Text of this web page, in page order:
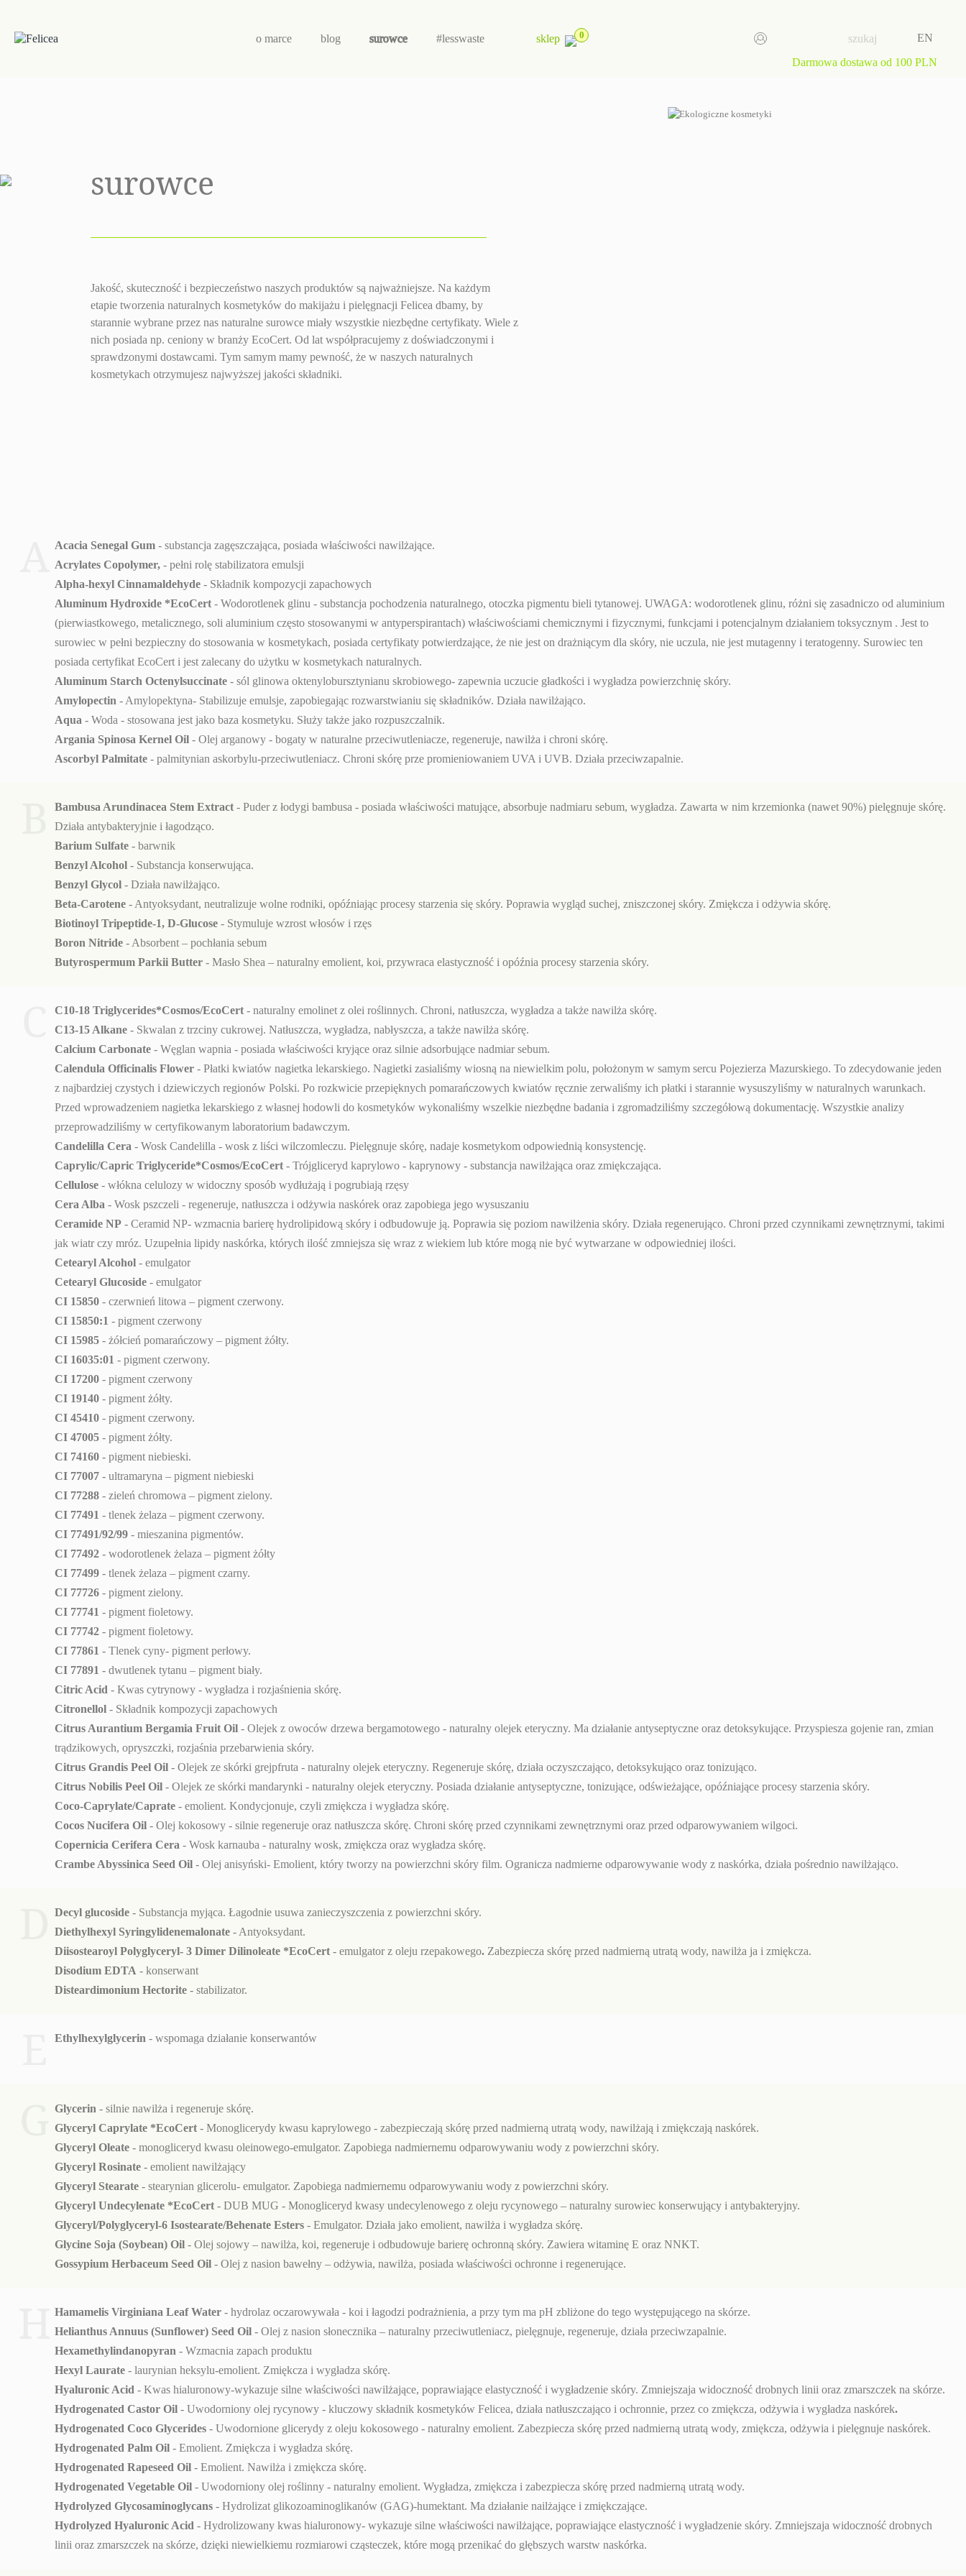
treści
o marce blog surowce #lesswaste sklep 0
EN
Darmowa dostawa od 100 PLN
surowce
Jakość, skuteczność i bezpieczeństwo naszych produktów są najważniejsze. Na każdym
etapie tworzenia naturalnych kosmetyków do makijażu i pielęgnacji Felicea dbamy, by
starannie wybrane przez nas naturalne surowce miały wszystkie niezbędne certyfikaty. Wiele z
nich posiada np. ceniony w branży EcoCert. Od lat współpracujemy z doświadczonymi i
sprawdzonymi dostawcami. Tym samym mamy pewność, że w naszych naturalnych
kosmetykach otrzymujesz najwyższej jakości składniki.
Acacia Senegal Gum - substancja zagęszczająca, posiada właściwości nawilżające.
Acrylates Copolymer, - pełni rolę stabilizatora emulsji
Alpha-hexyl Cinnamaldehyde - Składnik kompozycji zapachowych
Aluminum Hydroxide *EcoCert - Wodorotlenek glinu - substancja pochodzenia naturalnego, otoczka pigmentu bieli tytanowej. UWAGA: wodorotlenek glinu, różni się zasadniczo od aluminium
(pierwiastkowego, metalicznego, soli aluminium często stosowanymi w antyperspirantach) właściwościami chemicznymi i fizycznymi, funkcjami i potencjalnym działaniem toksycznym . Jest to
surowiec w pełni bezpieczny do stosowania w kosmetykach, posiada certyfikaty potwierdzające, że nie jest on drażniącym dla skóry, nie uczula, nie jest mutagenny i teratogenny. Surowiec ten
posiada certyfikat EcoCert i jest zalecany do użytku w kosmetykach naturalnych.
Aluminum Starch Octenylsuccinate - sól glinowa oktenylobursztynianu skrobiowego- zapewnia uczucie gładkości i wygładza powierzchnię skóry.
Amylopectin - Amylopektyna- Stabilizuje emulsje, zapobiegając rozwarstwianiu się składników. Działa nawilżająco.
Aqua - Woda - stosowana jest jako baza kosmetyku. Służy także jako rozpuszczalnik.
Argania Spinosa Kernel Oil - Olej arganowy - bogaty w naturalne przeciwutleniacze, regeneruje, nawilża i chroni skórę.
Ascorbyl Palmitate - palmitynian askorbylu-przeciwutleniacz. Chroni skórę prze promieniowaniem UVA i UVB. Działa przeciwzapalnie.
Bambusa Arundinacea Stem Extract - Puder z łodygi bambusa - posiada właściwości matujące, absorbuje nadmiaru sebum, wygładza. Zawarta w nim krzemionka (nawet 90%) pielęgnuje skórę.
Działa antybakteryjnie i łagodząco.
Barium Sulfate - barwnik
Benzyl Alcohol - Substancja konserwująca.
Benzyl Glycol - Działa nawilżająco.
Beta-Carotene - Antyoksydant, neutralizuje wolne rodniki, opóźniając procesy starzenia się skóry. Poprawia wygląd suchej, zniszczonej skóry. Zmiękcza i odżywia skórę.
Biotinoyl Tripeptide-1, D-Glucose - Stymuluje wzrost włosów i rzęs
Boron Nitride - Absorbent – pochłania sebum
Butyrospermum Parkii Butter - Masło Shea – naturalny emolient, koi, przywraca elastyczność i opóźnia procesy starzenia skóry.
C10-18 Triglycerides*Cosmos/EcoCert - naturalny emolinet z olei roślinnych. Chroni, natłuszcza, wygładza a także nawilża skórę.
C13-15 Alkane - Skwalan z trzciny cukrowej. Natłuszcza, wygładza, nabłyszcza, a także nawilża skórę.
Calcium Carbonate - Węglan wapnia - posiada właściwości kryjące oraz silnie adsorbujące nadmiar sebum.
Calendula Officinalis Flower - Płatki kwiatów nagietka lekarskiego. Nagietki zasialiśmy wiosną na niewielkim polu, położonym w samym sercu Pojezierza Mazurskiego. To zdecydowanie jeden
z najbardziej czystych i dziewiczych regionów Polski. Po rozkwicie przepięknych pomarańczowych kwiatów ręcznie zerwaliśmy ich płatki i starannie wysuszyliśmy w naturalnych warunkach.
Przed wprowadzeniem nagietka lekarskiego z własnej hodowli do kosmetyków wykonaliśmy wszelkie niezbędne badania i zgromadziliśmy szczegółową dokumentację. Wszystkie analizy
przeprowadziliśmy w certyfikowanym laboratorium badawczym.
Candelilla Cera - Wosk Candelilla - wosk z liści wilczomleczu. Pielęgnuje skórę, nadaje kosmetykom odpowiednią konsystencję.
Caprylic/Capric Triglyceride*Cosmos/EcoCert - Trójgliceryd kaprylowo - kaprynowy - substancja nawilżająca oraz zmiękczająca.
Cellulose - włókna celulozy w widoczny sposób wydłużają i pogrubiają rzęsy
Cera Alba - Wosk pszczeli - regeneruje, natłuszcza i odżywia naskórek oraz zapobiega jego wysuszaniu
Ceramide NP - Ceramid NP- wzmacnia barierę hydrolipidową skóry i odbudowuje ją. Poprawia się poziom nawilżenia skóry. Działa regenerująco. Chroni przed czynnikami zewnętrznymi, takimi
jak wiatr czy mróz. Uzupełnia lipidy naskórka, których ilość zmniejsza się wraz z wiekiem lub które mogą nie być wytwarzane w odpowiedniej ilości.
Cetearyl Alcohol - emulgator
Cetearyl Glucoside - emulgator
CI 15850 - czerwnień litowa – pigment czerwony.
CI 15850:1 - pigment czerwony
CI 15985 - żółcień pomarańczowy – pigment żółty.
CI 16035:01 - pigment czerwony.
CI 17200 - pigment czerwony
CI 19140 - pigment żółty.
CI 45410 - pigment czerwony.
CI 47005 - pigment żółty.
CI 74160 - pigment niebieski.
CI 77007 - ultramaryna – pigment niebieski
CI 77288 - zieleń chromowa – pigment zielony.
CI 77491 - tlenek żelaza – pigment czerwony.
CI 77491/92/99 - mieszanina pigmentów.
CI 77492 - wodorotlenek żelaza – pigment żółty
CI 77499 - tlenek żelaza – pigment czarny.
CI 77726 - pigment zielony.
CI 77741 - pigment fioletowy.
CI 77742 - pigment fioletowy.
CI 77861 - Tlenek cyny- pigment perłowy.
CI 77891 - dwutlenek tytanu – pigment biały.
Citric Acid - Kwas cytrynowy - wygładza i rozjaśnienia skórę.
Citronellol - Składnik kompozycji zapachowych
Citrus Aurantium Bergamia Fruit Oil - Olejek z owoców drzewa bergamotowego - naturalny olejek eteryczny. Ma działanie antyseptyczne oraz detoksykujące. Przyspiesza gojenie ran, zmian
trądzikowych, opryszczki, rozjaśnia przebarwienia skóry.
Citrus Grandis Peel Oil - Olejek ze skórki grejpfruta - naturalny olejek eteryczny. Regeneruje skórę, działa oczyszczająco, detoksykująco oraz tonizująco.
Citrus Nobilis Peel Oil - Olejek ze skórki mandarynki - naturalny olejek eteryczny. Posiada działanie antyseptyczne, tonizujące, odświeżające, opóźniające procesy starzenia skóry.
Coco-Caprylate/Caprate - emolient. Kondycjonuje, czyli zmiękcza i wygładza skórę.
Cocos Nucifera Oil - Olej kokosowy - silnie regeneruje oraz natłuszcza skórę. Chroni skórę przed czynnikami zewnętrznymi oraz przed odparowywaniem wilgoci.
Copernicia Cerifera Cera - Wosk karnauba - naturalny wosk, zmiękcza oraz wygładza skórę.
Crambe Abyssinica Seed Oil - Olej anisyński- Emolient, który tworzy na powierzchni skóry film. Ogranicza nadmierne odparowywanie wody z naskórka, działa pośrednio nawilżająco.
Decyl glucoside - Substancja myjąca. Łagodnie usuwa zanieczyszczenia z powierzchni skóry.
Diethylhexyl Syringylidenemalonate - Antyoksydant.
Diisostearoyl Polyglyceryl- 3 Dimer Dilinoleate *EcoCert - emulgator z oleju rzepakowego. Zabezpiecza skórę przed nadmierną utratą wody, nawilża ja i zmiękcza.
Disodium EDTA - konserwant
Disteardimonium Hectorite - stabilizator.
Ethylhexylglycerin - wspomaga działanie konserwantów
Glycerin - silnie nawilża i regeneruje skórę.
Glyceryl Caprylate *EcoCert - Monoglicerydy kwasu kaprylowego - zabezpieczają skórę przed nadmierną utratą wody, nawilżają i zmiękczają naskórek.
Glyceryl Oleate - monogliceryd kwasu oleinowego-emulgator. Zapobiega nadmiernemu odparowywaniu wody z powierzchni skóry.
Glyceryl Rosinate - emolient nawilżający
Glyceryl Stearate - stearynian glicerolu- emulgator. Zapobiega nadmiernemu odparowywaniu wody z powierzchni skóry.
Glyceryl Undecylenate *EcoCert - DUB MUG - Monogliceryd kwasy undecylenowego z oleju rycynowego – naturalny surowiec konserwujący i antybakteryjny.
Glyceryl/Polyglyceryl-6 Isostearate/Behenate Esters - Emulgator. Działa jako emolient, nawilża i wygładza skórę.
Glycine Soja (Soybean) Oil - Olej sojowy – nawilża, koi, regeneruje i odbudowuje barierę ochronną skóry. Zawiera witaminę E oraz NNKT.
Gossypium Herbaceum Seed Oil - Olej z nasion bawełny – odżywia, nawilża, posiada właściwości ochronne i regenerujące.
Hamamelis Virginiana Leaf Water - hydrolaz oczarowywała - koi i łagodzi podrażnienia, a przy tym ma pH zbliżone do tego występującego na skórze.
Helianthus Annuus (Sunflower) Seed Oil - Olej z nasion słonecznika – naturalny przeciwutleniacz, pielęgnuje, regeneruje, działa przeciwzapalnie.
Hexamethylindanopyran - Wzmacnia zapach produktu
Hexyl Laurate - laurynian heksylu-emolient. Zmiękcza i wygładza skórę.
Hyaluronic Acid - Kwas hialuronowy-wykazuje silne właściwości nawilżające, poprawiające elastyczność i wygładzenie skóry. Zmniejszaja widoczność drobnych linii oraz zmarszczek na skórze.
Hydrogenated Castor Oil - Uwodorniony olej rycynowy - kluczowy składnik kosmetyków Felicea, działa natłuszczająco i ochronnie, przez co zmiękcza, odżywia i wygładza naskórek.
Hydrogenated Coco Glycerides - Uwodornione glicerydy z oleju kokosowego - naturalny emolient. Zabezpiecza skórę przed nadmierną utratą wody, zmiękcza, odżywia i pielęgnuje naskórek.
Hydrogenated Palm Oil - Emolient. Zmiękcza i wygładza skórę.
Hydrogenated Rapeseed Oil - Emolient. Nawilża i zmiękcza skórę.
Hydrogenated Vegetable Oil - Uwodorniony olej roślinny - naturalny emolient. Wygładza, zmiękcza i zabezpiecza skórę przed nadmierną utratą wody.
Hydrolyzed Glycosaminoglycans - Hydrolizat glikozoaminoglikanów (GAG)-humektant. Ma działanie nailżające i zmiękczające.
Hydrolyzed Hyaluronic Acid - Hydrolizowany kwas hialuronowy- wykazuje silne właściwości nawilżające, poprawiające elastyczność i wygładzenie skóry. Zmniejszaja widoczność drobnych
linii oraz zmarszczek na skórze, dzięki niewielkiemu rozmiarowi cząsteczek, które mogą przenikać do głębszych warstw naskórka.